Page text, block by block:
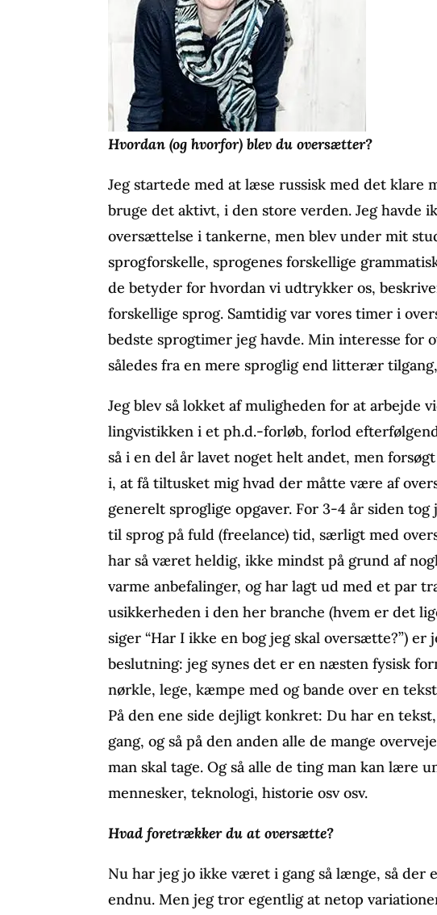
Hvordan (og hvorfor) blev du oversætter?
Jeg startede med at læse russisk med det klare
bruge det aktivt, i den store verden. Jeg havde
oversættelse i tankerne, men blev under mit
sprogforskelle, sprogenes forskellige
de betyder for hvordan vi udtrykker os,
forskellige sprog. Samtidig var vores timer i
bedste sprogtimer jeg havde. Min interesse for
således fra en mere sproglig end litterær tilgang,
Jeg blev så lokket af muligheden for at arbejde
lingvistikken i et ph.d.-forløb, forlod
så i en del år lavet noget helt andet, men
i, at få tiltusket mig hvad der måtte være af
generelt sproglige opgaver. For 3-4 år siden tog
til sprog på fuld (freelance) tid, særligt med
har så været heldig, ikke mindst på grund af
varme anbefalinger, og har lagt ud med et par
usikkerheden i den her branche (hvem er det
siger “Har I ikke en bog jeg skal oversætte?”) er
beslutning: jeg synes det er en næsten fysisk
nørkle, lege, kæmpe med og bande over en
På den ene side dejligt konkret: Du har en
gang, og så på den anden alle de mange
man skal tage. Og så alle de ting man kan lære
mennesker, teknologi, historie osv osv.
Hvad foretrækker du at oversætte?
Nu har jeg jo ikke været i gang så længe, så der
endnu. Men jeg tror egentlig at netop